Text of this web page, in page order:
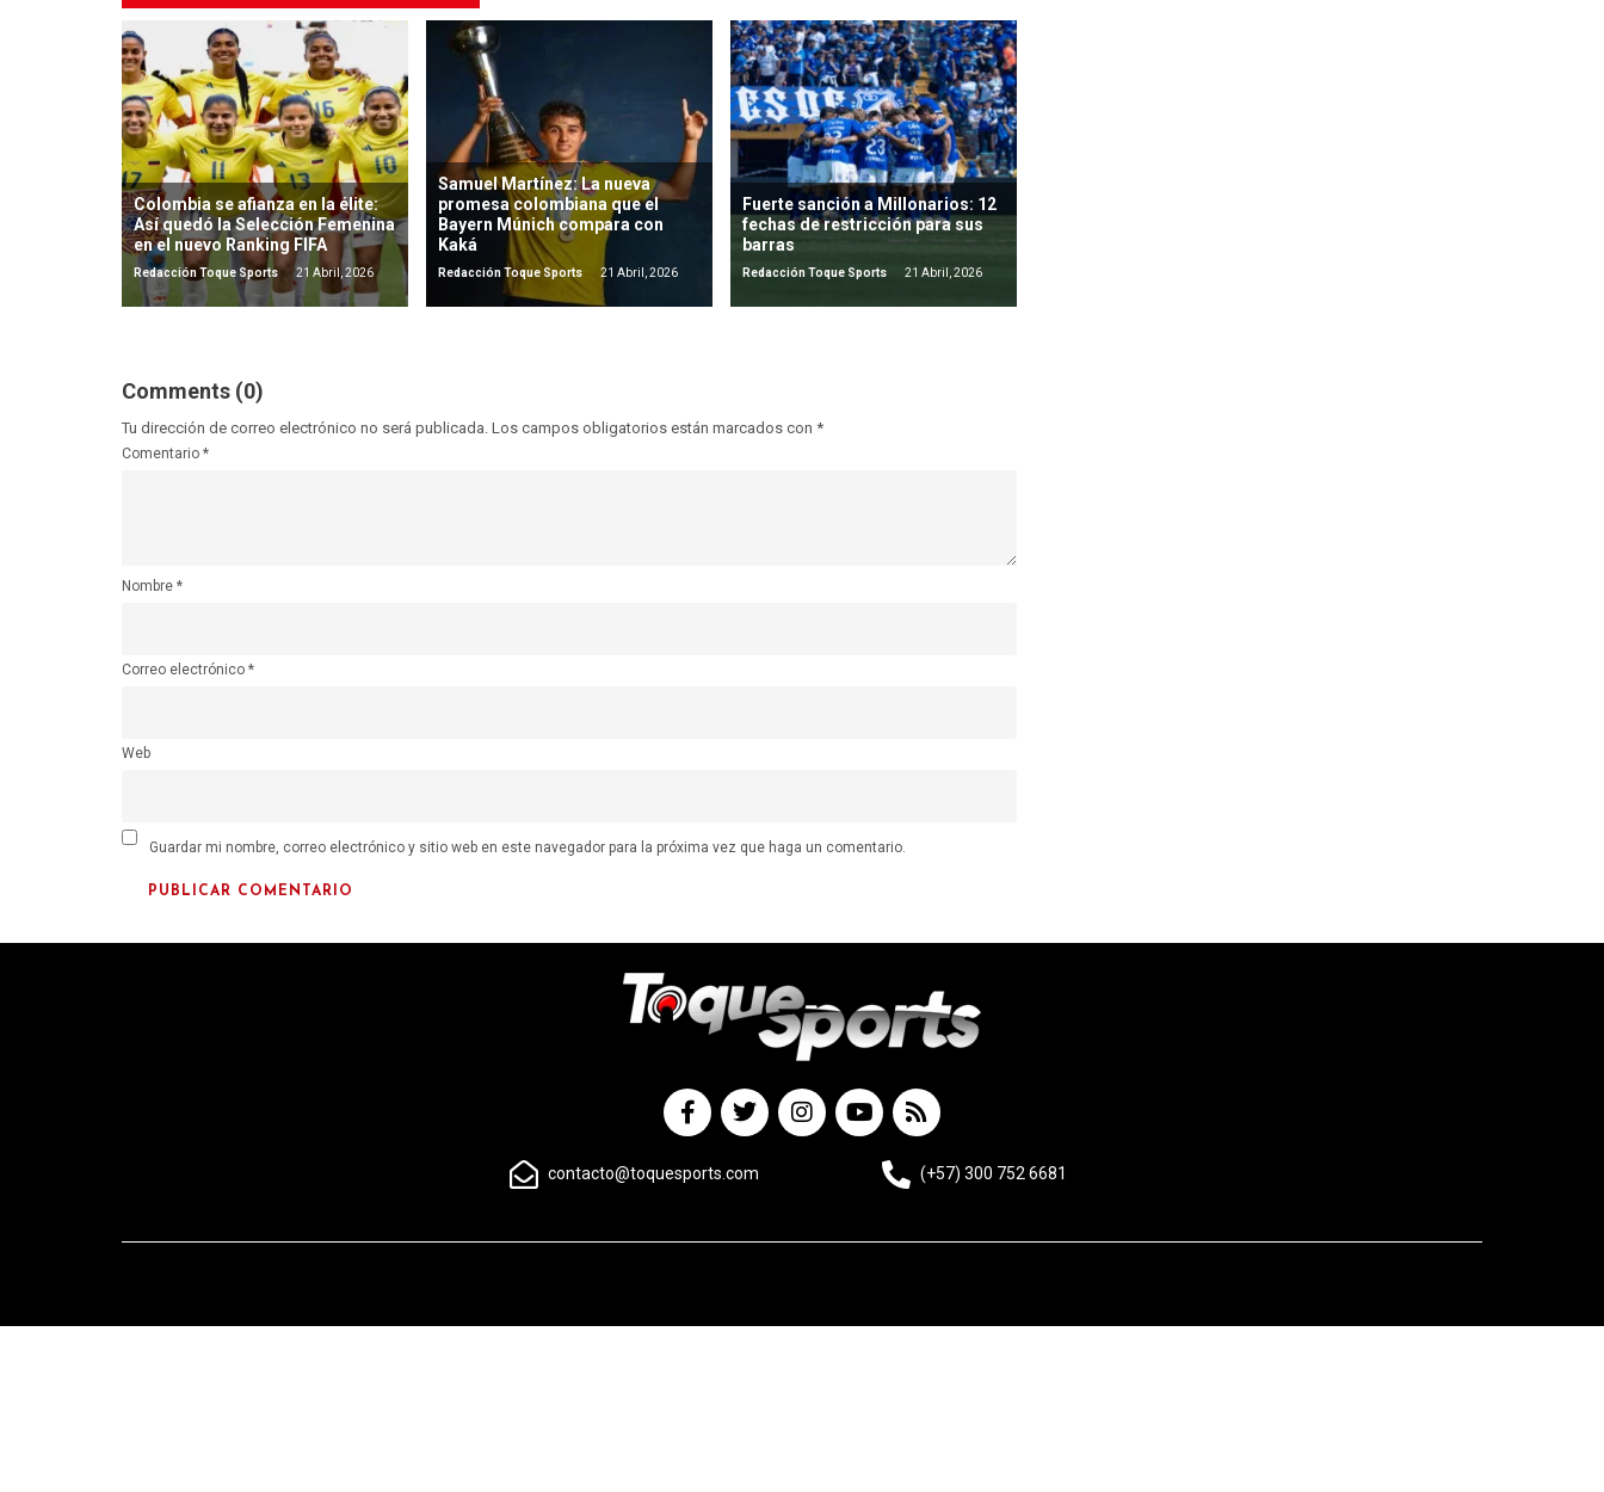
Colombia se afianza en la élite:
Así quedó la Selección Femenina
en el nuevo Ranking FIFA
Redacción Toque Sports 21 Abril, 2026
Samuel Martínez: La nueva
promesa colombiana que el
Bayern Múnich compara con
Kaká
Redacción Toque Sports 21 Abril, 2026
Fuerte sanción a Millonarios: 12
fechas de restricción para sus
barras
Redacción Toque Sports 21 Abril, 2026
Comments (0)
Tu dirección de correo electrónico no será publicada. Los campos obligatorios están marcados con *
Comentario *
Nombre *
Correo electrónico *
Web
Guardar mi nombre, correo electrónico y sitio web en este navegador para la próxima vez que haga un comentario.
contacto@toquesports.com (+57) 300 752 6681